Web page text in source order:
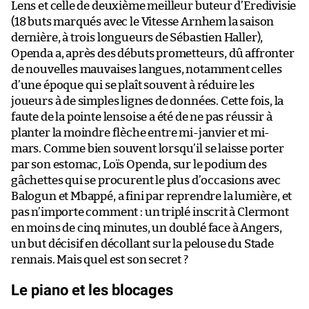
Lens et celle de deuxième meilleur buteur d’Eredivisie
(18 buts marqués avec le Vitesse Arnhem la saison
dernière, à trois longueurs de Sébastien Haller),
Openda a, après des débuts prometteurs, dû affronter
de nouvelles mauvaises langues, notamment celles
d’une époque qui se plaît souvent à réduire les
joueurs à de simples lignes de données. Cette fois, la
faute de la pointe lensoise a été de ne pas réussir à
planter la moindre flèche entre mi-janvier et mi-
mars. Comme bien souvent lorsqu’il se laisse porter
par son estomac, Loïs Openda, sur le podium des
gâchettes qui se procurent le plus d’occasions avec
Balogun et Mbappé, a fini par reprendre la lumière, et
pas n’importe comment : un triplé inscrit à Clermont
en moins de cinq minutes, un doublé face à Angers,
un but décisif en décollant sur la pelouse du Stade
rennais. Mais quel est son secret ?
Le piano et les blocages